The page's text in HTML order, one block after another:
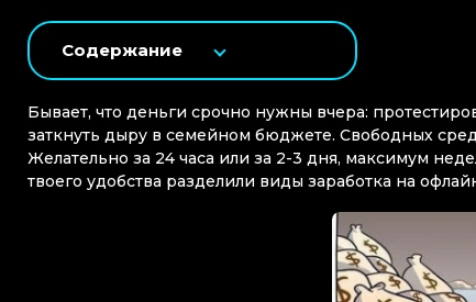
Содержание
Бывает, что деньги срочно нужны вчера:
заткнуть дыру в семейном бюджете. Свободных
Желательно за 24 часа или за 2-3 дня, максимум
твоего удобства разделили виды заработка на